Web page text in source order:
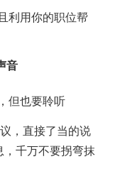
利用你的职位帮
音
但也要聆听
，直接了当的说
，千万不要拐弯抹